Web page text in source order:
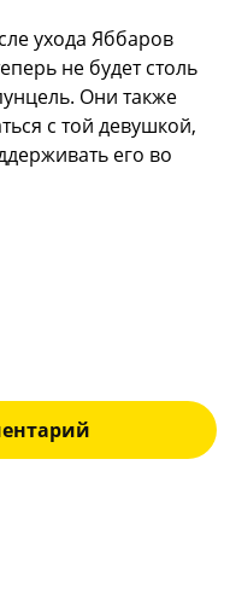
ухода Яббаров
не будет столь
Они также
с той девушкой,
его во